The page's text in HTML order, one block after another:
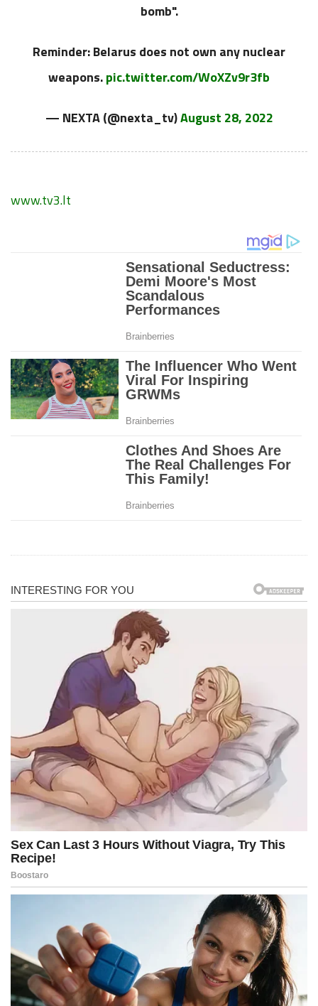
bomb".
Reminder: Belarus does not own any nuclear
weapons.pic.twitter.com/WoXZv9r3fb
— NEXTA (@nexta_tv)August 28, 2022
www.tv3.lt